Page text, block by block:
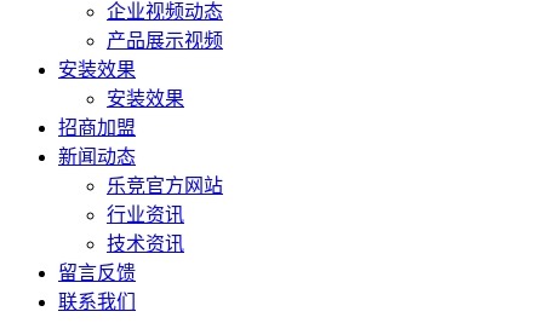
企业视频动态
产品展示视频
安装效果
安装效果
招商加盟
新闻动态
乐竞官方网站
行业资讯
技术资讯
留言反馈
联系我们